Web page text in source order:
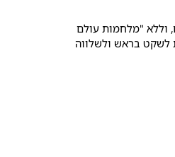
וללא "מלחמות עולם
לשקט בראש ולשלווה